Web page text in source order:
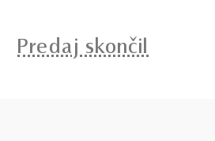
Predaj skončil